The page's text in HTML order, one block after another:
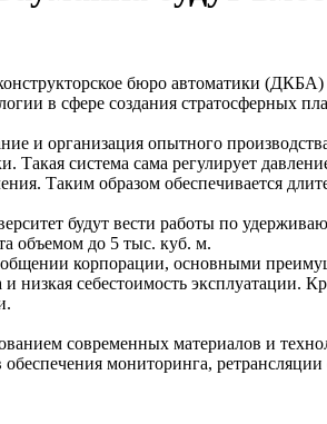
бюро автоматики
в сфере создания стратосферных
и организация опытного
Такая система сама регулирует
Таким образом обеспечивается
будут вести работы по
объемом до 5 тыс. куб. м.
корпорации, основными
низкая себестоимость эксплуатации.
современных материалов и
обеспечения мониторинга,